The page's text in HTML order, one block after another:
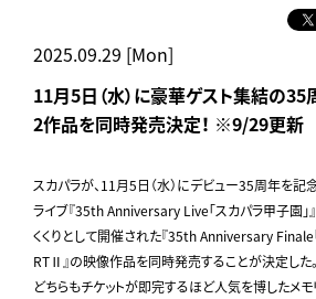
2025.09.29 [Mon]
11月5日（水）に豪華ゲスト集結の
2作品を同時発売決定！ ※9/29更新
スカパラが、11月5日（水）にデビュー35周年を記
ライブ『35th Anniversary Live「スカパラ甲子園
くくりとして開催された『35th Anniversary Finale
RTⅡ』の映像作品を同時発売することが決定した。
どちらもチケットが即完するほど人気を博したメ